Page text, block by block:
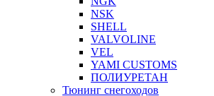
NSK
SHELL
VALVOLINE
VEL
YAMI CUSTOMS
ПОЛИУРЕТАН
Тюнинг снегоходов